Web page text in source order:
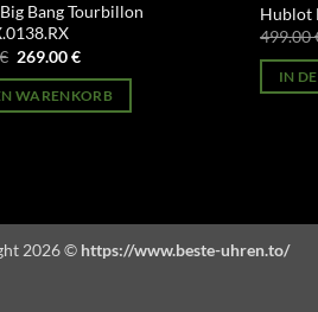
Bang Tourbillon
Ursprünglicher
war:
499.00 €
269.00€Aktueller
ist:
269.00 €.
WARENKORB
Hublot
499.00
IN
2026 © https://www.beste-uhren.to/